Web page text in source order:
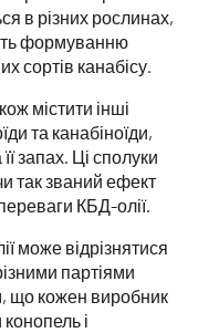
в різних рослинах,
формуванню
сортів канабісу.
містити інші
та канабіноїди,
запах. Ці сполуки
так званий ефект
КБД-олії.
може відрізнятися
партіями
що кожен виробник
і